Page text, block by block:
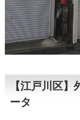
【江戸川区
ータ